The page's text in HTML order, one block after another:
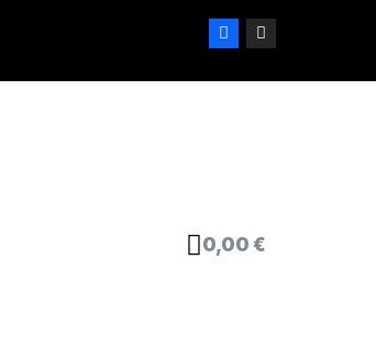
0,00 €